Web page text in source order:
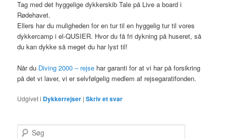
Tag med det hyggelige dykkerskib Tale på Live a board i
Rødehavet.
Ellers har du muligheden for en tur til en hyggelig tur til vores
dykkercamp i el-QUSIER. Hvor du få fri dykning på huseret, så
du kan dykke så meget du har lyst til!
Når du Diving 2000 – rejse har garanti for at vi har på forsikring
på det vi laver, vi er selvfølgelig medlem af rejsegaratifonden.
Udgivet i Dykkerrejser |Skriv et svar